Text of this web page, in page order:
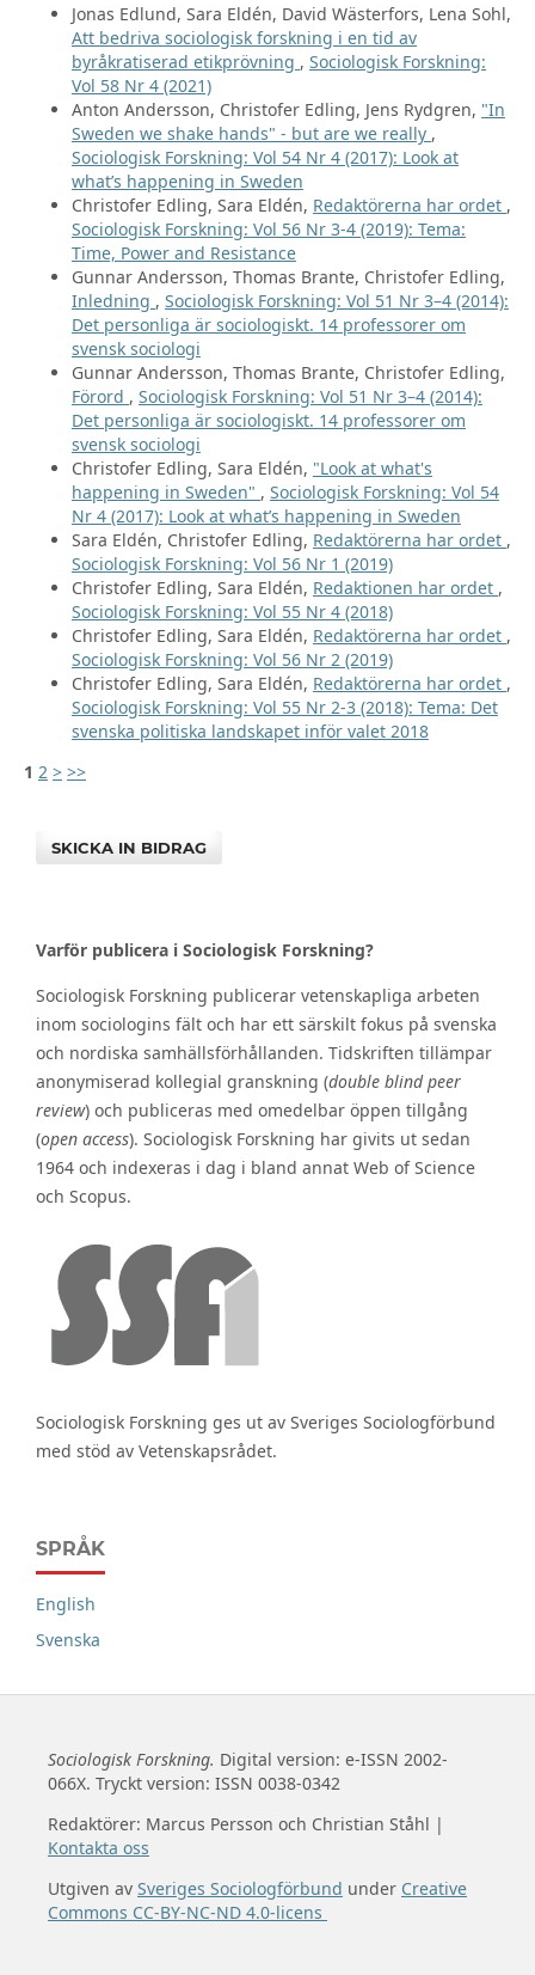
Jonas Edlund, Sara Eldén, David Wästerfors, Lena Sohl,
Att bedriva sociologisk forskning i en tid av
byråkratiserad etikprövning , Sociologisk Forskning:
Vol 58 Nr 4 (2021)
Anton Andersson, Christofer Edling, Jens Rydgren, "In
Sweden we shake hands" - but are we really ,
Sociologisk Forskning: Vol 54 Nr 4 (2017): Look at
what’s happening in Sweden
Christofer Edling, Sara Eldén, Redaktörerna har ordet ,
Sociologisk Forskning: Vol 56 Nr 3-4 (2019): Tema:
Time, Power and Resistance
Gunnar Andersson, Thomas Brante, Christofer Edling,
Inledning , Sociologisk Forskning: Vol 51 Nr 3–4 (2014):
Det personliga är sociologiskt. 14 professorer om
svensk sociologi
Gunnar Andersson, Thomas Brante, Christofer Edling,
Förord , Sociologisk Forskning: Vol 51 Nr 3–4 (2014):
Det personliga är sociologiskt. 14 professorer om
svensk sociologi
Christofer Edling, Sara Eldén, "Look at what's
happening in Sweden" , Sociologisk Forskning: Vol 54
Nr 4 (2017): Look at what’s happening in Sweden
Sara Eldén, Christofer Edling, Redaktörerna har ordet ,
Sociologisk Forskning: Vol 56 Nr 1 (2019)
Christofer Edling, Sara Eldén, Redaktionen har ordet ,
Sociologisk Forskning: Vol 55 Nr 4 (2018)
Christofer Edling, Sara Eldén, Redaktörerna har ordet ,
Sociologisk Forskning: Vol 56 Nr 2 (2019)
Christofer Edling, Sara Eldén, Redaktörerna har ordet ,
Sociologisk Forskning: Vol 55 Nr 2-3 (2018): Tema: Det
svenska politiska landskapet inför valet 2018
1 2 > >>
SKICKA IN BIDRAG
Varför publicera i Sociologisk Forskning?
Sociologisk Forskning publicerar vetenskapliga arbeten
inom sociologins fält och har ett särskilt fokus på svenska
och nordiska samhällsförhållanden. Tidskriften tillämpar
anonymiserad kollegial granskning (double blind peer
review) och publiceras med omedelbar öppen tillgång
(open access). Sociologisk Forskning har givits ut sedan
1964 och indexeras i dag i bland annat Web of Science
och Scopus.
Sociologisk Forskning ges ut av Sveriges Sociologförbund
med stöd av Vetenskapsrådet.
SPRÅK
English
Svenska
Sociologisk Forskning. Digital version: e-ISSN 2002-
066X. Tryckt version: ISSN 0038-0342
Redaktörer: Marcus Persson och Christian Ståhl |
Kontakta oss
Utgiven av Sveriges Sociologförbund under Creative
Commons CC-BY-NC-ND 4.0-licens